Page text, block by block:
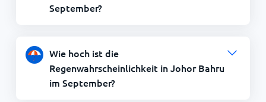
September?
Wie hoch ist die
Regenwahrscheinlichkeit in Johor Bahru
im September?